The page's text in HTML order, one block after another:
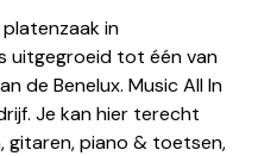
in
uitgegroeid tot één van
de Benelux. Music All In
Je kan hier terecht
gitaren, piano & toetsen,